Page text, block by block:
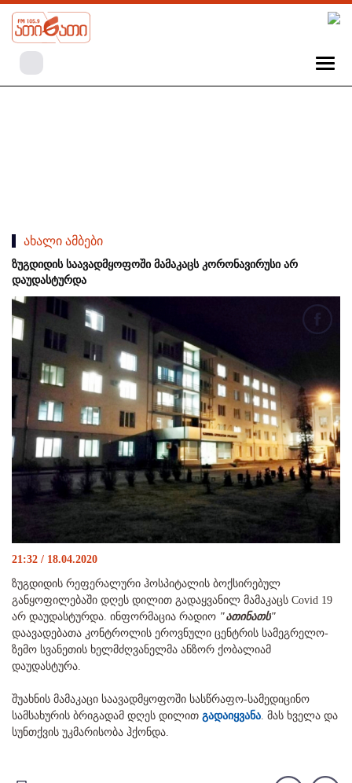
ახალი ამბები
ზუგდიდის საავადმყოფოში მამაკაცს კორონავირუსი არ
დაუდასტურდა
21:32 / 18.04.2020
ზუგდიდის რეფერალური ჰოსპიტალის ბოქსირებულ
განყოფილებაში დღეს დილით გადაყვანილ მამაკაცს Covid 19
არ დაუდასტურდა. ინფორმაცია რადიო "ათინათს"
დაავადებათა კონტროლის ეროვნული ცენტრის სამეგრელო-
ზემო სვანეთის ხელმძღვანელმა ანზორ ქობალიამ
დაუდასტურა.
შუახნის მამაკაცი საავადმყოფოში სასწრაფო-სამედიცინო
სამსახურის ბრიგადამ დღეს დილით გადაიყვანა . მას ხველა და
სუნთქვის უკმარისობა ჰქონდა.